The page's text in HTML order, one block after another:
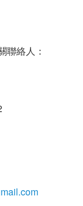
聯絡人：